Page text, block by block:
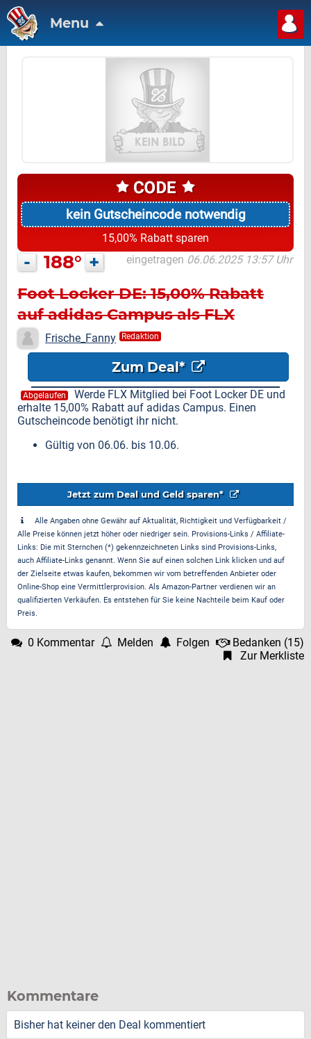
Menu
kein Gutscheincode notwendig
15,00% Rabatt sparen
- 188° + eingetragen 06.06.2025 13:57 Uhr
Foot Locker DE: 15,00% Rabatt
auf adidas Campus als FLX
Mitglied
Frische_Fanny Redaktion
Zum Deal*
Abgelaufen
Werde FLX Mitglied bei Foot Locker DE und
erhalte 15,00% Rabatt auf adidas Campus. Einen
Gutscheincode benötigt ihr nicht.
Gültig von 06.06. bis 10.06.
Jetzt zum Deal und Geld sparen*
Alle Angaben ohne Gewähr auf Aktualität, Richtigkeit und Verfügbarkeit /
Alle Preise können jetzt höher oder niedriger sein. Provisions-Links / Affiliate-
Links: Die mit Sternchen (*) gekennzeichneten Links sind Provisions-Links,
auch Affiliate-Links genannt. Wenn Sie auf einen solchen Link klicken und auf
der Zielseite etwas kaufen, bekommen wir vom betreffenden Anbieter oder
Online-Shop eine Vermittlerprovision. Als Amazon-Partner verdienen wir an
qualifizierten Verkäufen. Es entstehen für Sie keine Nachteile beim Kauf oder
Preis.
0 Kommentar Melden Folgen Bedanken (15)
Zur Merkliste
Kommentare
Bisher hat keiner den Deal kommentiert